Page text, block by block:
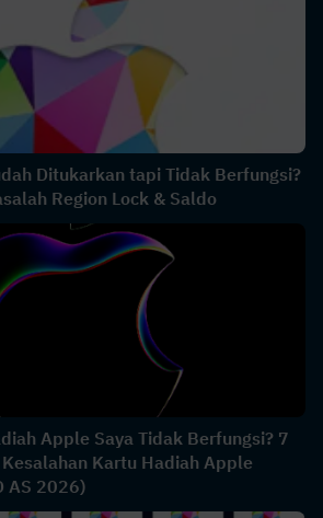
Ditukarkan tapi Tidak Berfungsi?
Region Lock & Saldo
Apple Saya Tidak Berfungsi? 7
Kartu Hadiah Apple
AS 2026)